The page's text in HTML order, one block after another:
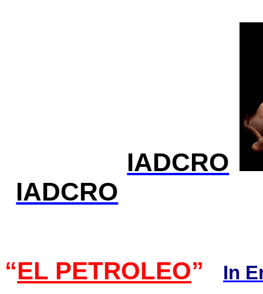
IADCRO
IADCRO
“EL PETROLEO” In